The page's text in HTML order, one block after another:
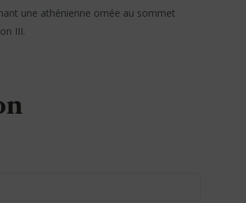
une athénienne ornée au sommet
III.